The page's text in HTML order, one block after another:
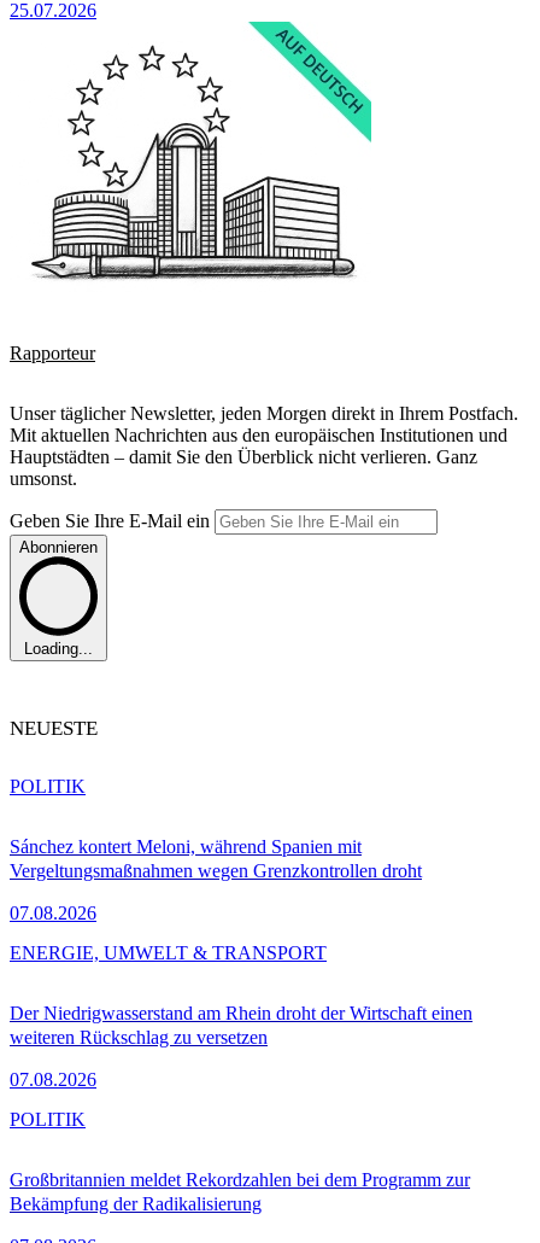
25.07.2026
Rapporteur
Unser täglicher Newsletter, jeden Morgen direkt in Ihrem Postfach.
Mit aktuellen Nachrichten aus den europäischen Institutionen und
Hauptstädten – damit Sie den Überblick nicht verlieren. Ganz
umsonst.
Geben Sie Ihre E-Mail ein
Abonnieren
Loading...
NEUESTE
Sánchez kontert Meloni, während Spanien mit
Vergeltungsmaßnahmen wegen Grenzkontrollen droht
07.08.2026
POLITIK
Der Niedrigwasserstand am Rhein droht der Wirtschaft einen
weiteren Rückschlag zu versetzen
07.08.2026
ENERGIE, UMWELT & TRANSPORT
Großbritannien meldet Rekordzahlen bei dem Programm zur
Bekämpfung der Radikalisierung
POLITIK